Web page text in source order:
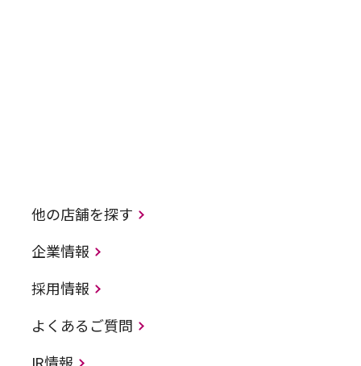
他の店舗を探す
企業情報
採用情報
よくあるご質問